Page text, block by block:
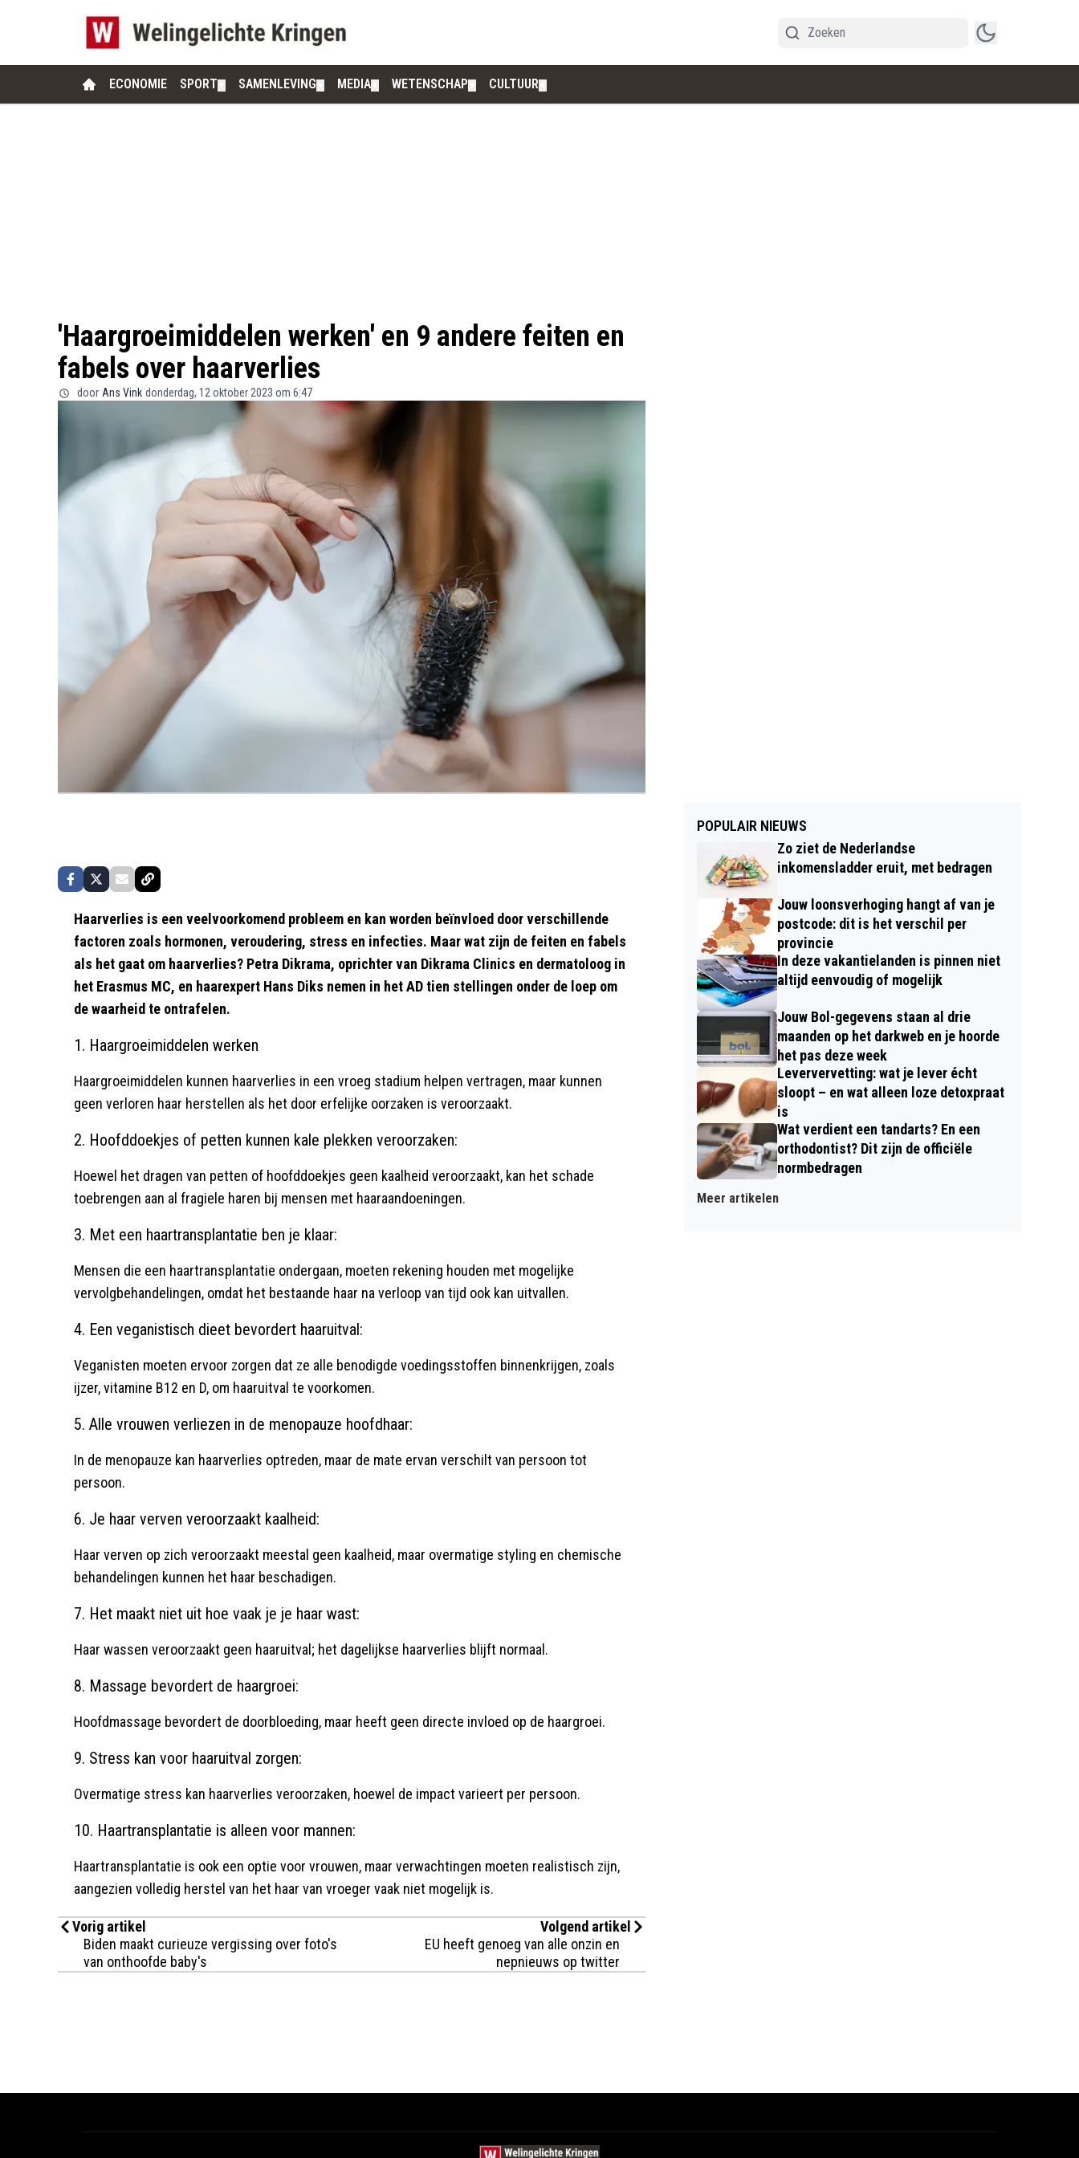
ECONOMIE SPORT SAMENLEVING MEDIA WETENSCHAP CULTUUR
'Haargroeimiddelen werken' en 9 andere feiten en
fabels over haarverlies
door Ans Vink donderdag, 12 oktober 2023 om 6:47
Haarverlies is een veelvoorkomend probleem en kan worden beïnvloed door verschillende
factoren zoals hormonen, veroudering, stress en infecties. Maar wat zijn de feiten en fabels
als het gaat om haarverlies? Petra Dikrama, oprichter van Dikrama Clinics en dermatoloog in
het Erasmus MC, en haarexpert Hans Diks nemen in het AD tien stellingen onder de loep om
de waarheid te ontrafelen.
1. Haargroeimiddelen werken
Haargroeimiddelen kunnen haarverlies in een vroeg stadium helpen vertragen, maar kunnen
geen verloren haar herstellen als het door erfelijke oorzaken is veroorzaakt.
2. Hoofddoekjes of petten kunnen kale plekken veroorzaken:
Hoewel het dragen van petten of hoofddoekjes geen kaalheid veroorzaakt, kan het schade
toebrengen aan al fragiele haren bij mensen met haaraandoeningen.
3. Met een haartransplantatie ben je klaar:
Mensen die een haartransplantatie ondergaan, moeten rekening houden met mogelijke
vervolgbehandelingen, omdat het bestaande haar na verloop van tijd ook kan uitvallen.
4. Een veganistisch dieet bevordert haaruitval:
Veganisten moeten ervoor zorgen dat ze alle benodigde voedingsstoffen binnenkrijgen, zoals
ijzer, vitamine B12 en D, om haaruitval te voorkomen.
5. Alle vrouwen verliezen in de menopauze hoofdhaar:
In de menopauze kan haarverlies optreden, maar de mate ervan verschilt van persoon tot
persoon.
6. Je haar verven veroorzaakt kaalheid:
Haar verven op zich veroorzaakt meestal geen kaalheid, maar overmatige styling en chemische
behandelingen kunnen het haar beschadigen.
7. Het maakt niet uit hoe vaak je je haar wast:
Haar wassen veroorzaakt geen haaruitval; het dagelijkse haarverlies blijft normaal.
8. Massage bevordert de haargroei:
Hoofdmassage bevordert de doorbloeding, maar heeft geen directe invloed op de haargroei.
9. Stress kan voor haaruitval zorgen:
Overmatige stress kan haarverlies veroorzaken, hoewel de impact varieert per persoon.
10. Haartransplantatie is alleen voor mannen:
Haartransplantatie is ook een optie voor vrouwen, maar verwachtingen moeten realistisch zijn,
aangezien volledig herstel van het haar van vroeger vaak niet mogelijk is.
Vorig artikel
Biden maakt curieuze vergissing over foto's
van onthoofde baby's
Volgend artikel
EU heeft genoeg van alle onzin en
nepnieuws op twitter
POPULAIR NIEUWS
Zo ziet de Nederlandse
inkomensladder eruit, met bedragen
Jouw loonsverhoging hangt af van je
postcode: dit is het verschil per
provincie
In deze vakantielanden is pinnen niet
altijd eenvoudig of mogelijk
Jouw Bol-gegevens staan al drie
maanden op het darkweb en je hoorde
het pas deze week
Leververvetting: wat je lever écht
sloopt – en wat alleen loze detoxpraat
is
Wat verdient een tandarts? En een
orthodontist? Dit zijn de officiële
normbedragen
Meer artikelen